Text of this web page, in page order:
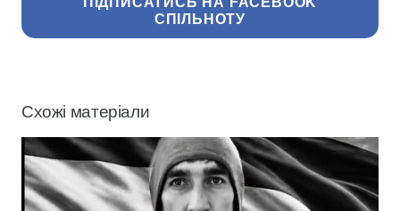
СПІЛЬНОТУ
Схожі матеріали